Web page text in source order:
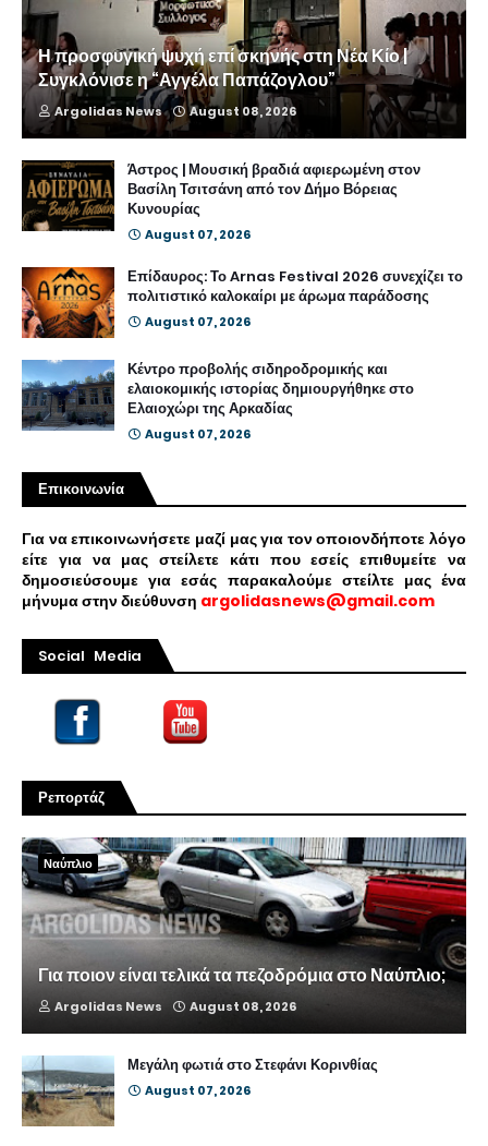
Η προσφυγική ψυχή επί σκηνής στη Νέα Κίο |
Συγκλόνισε η “Αγγέλα Παπάζογλου”
Argolidas News August 08, 2026
Άστρος | Μουσική βραδιά αφιερωμένη στον
Βασίλη Τσιτσάνη από τον Δήμο Βόρειας
Κυνουρίας
August 07, 2026
Επίδαυρος: Το Arnas Festival 2026 συνεχίζει το
πολιτιστικό καλοκαίρι με άρωμα παράδοσης
August 07, 2026
Κέντρο προβολής σιδηροδρομικής και
ελαιοκομικής ιστορίας δημιουργήθηκε στο
Ελαιοχώρι της Αρκαδίας
August 07, 2026
Επικοινωνία
Για να επικοινωνήσετε μαζί μας για τον οποιονδήποτε λόγο
είτε για να μας στείλετε κάτι που εσείς επιθυμείτε να
δημοσιεύσουμε για εσάς παρακαλούμε στείλτε μας ένα
μήνυμα στην διεύθυνση argolidasnews@gmail.com
Social Media
Ρεπορτάζ
Ναύπλιο
Για ποιον είναι τελικά τα πεζοδρόμια στο Ναύπλιο;
Argolidas News August 08, 2026
Μεγάλη φωτιά στο Στεφάνι Κορινθίας
August 07, 2026